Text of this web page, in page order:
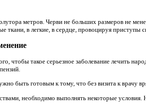
метров. Черви не больших размеров не
ткани, в легкие, в сердце, провоцируя приступы
чтобы такое серьезное заболевание лечить
быть готовым к тому, что без визита к врачу
необходимо выполнять некоторые условия.